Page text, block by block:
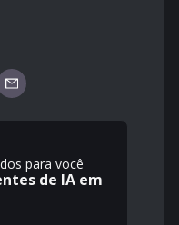
para você
de IA em